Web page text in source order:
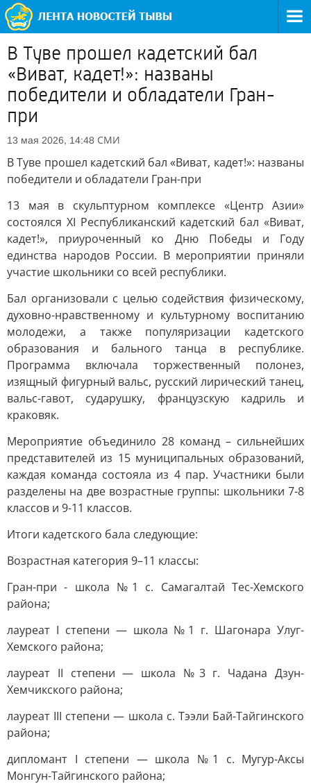
В Туве прошел кадетский бал
«Виват, кадет!»: названы
победители и обладатели Гран-
при
13 мая 2026, 14:48 СМИ
В Туве прошел кадетский бал «Виват, кадет!»: названы
победители и обладатели Гран-при
13 мая в скульптурном комплексе «Центр Азии»
состоялся XI Республиканский кадетский бал «Виват,
кадет!», приуроченный ко Дню Победы и Году
единства народов России. В мероприятии приняли
участие школьники со всей республики.
Бал организовали с целью содействия физическому,
духовно-нравственному и культурному воспитанию
молодежи, а также популяризации кадетского
образования и бального танца в республике.
Программа включала торжественный полонез,
изящный фигурный вальс, русский лирический танец,
вальс-гавот, сударушку, французскую кадриль и
краковяк.
Мероприятие объединило 28 команд – сильнейших
представителей из 15 муниципальных образований,
каждая команда состояла из 4 пар. Участники были
разделены на две возрастные группы: школьники 7-8
классов и 9-11 классов.
Итоги кадетского бала следующие:
Возрастная категория 9–11 классы:
Гран-при - школа №1 с. Самагалтай Тес-Хемского
района;
лауреат I степени — школа №1 г. Шагонара Улуг-
Хемского района;
лауреат II степени — школа №3 г. Чадана Дзун-
Хемчикского района;
лауреат III степени — школа с. Тээли Бай-Тайгинского
района;
дипломант I степени — школа №1 с. Мугур-Аксы
Монгун-Тайгинского района;